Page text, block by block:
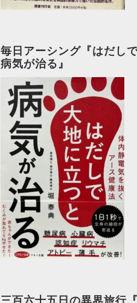
毎日アーシング『はだし
病気が治る』